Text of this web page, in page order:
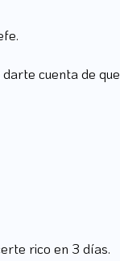
cuenta de que
rico en 3 días.